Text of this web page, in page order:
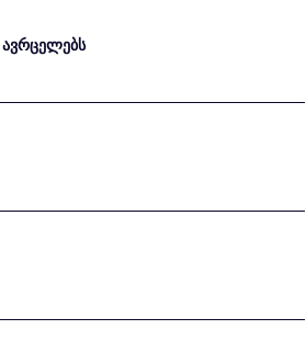
ავრცელებს